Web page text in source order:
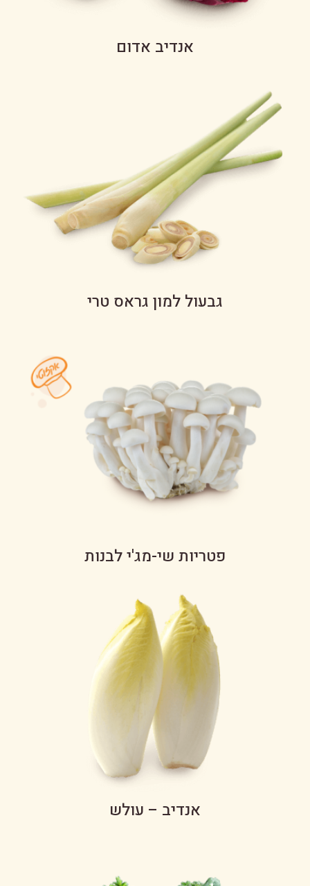
אנדיב אדום
גבעול למון גראס טרי
פטריות שי-מג'י לבנות
אנדיב – עולש